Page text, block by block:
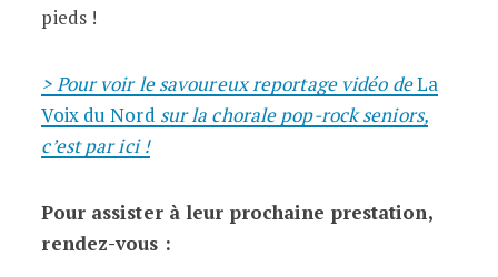
pieds !
> Pour voir le savoureux reportage vidéo deLa
Voix du Nord sur la chorale pop-rock seniors,
c’est par ici !
Pour assister à leur prochaine prestation,
rendez-vous :